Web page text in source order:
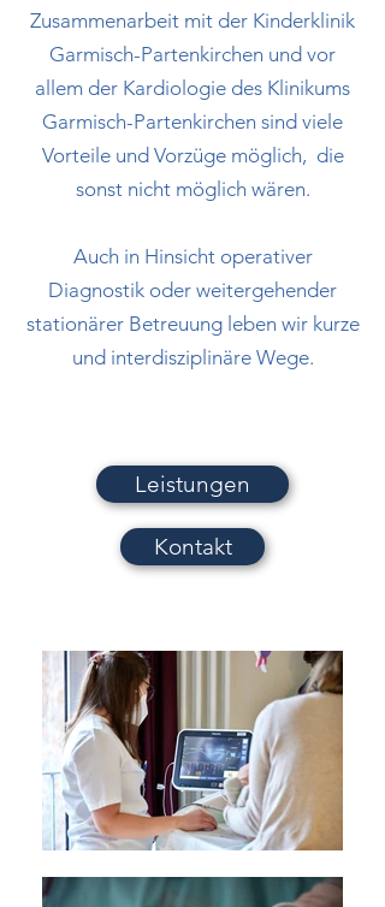
Zusammenarbeit mit der Kinderklinik
Garmisch-Partenkirchen und vor
allem der Kardiologie des Klinikums
Garmisch-Partenkirchen sind viele
Vorteile und Vorzüge möglich, die
sonst nicht möglich wären.
Auch in Hinsicht operativer
Diagnostik oder weitergehender
stationärer Betreuung leben wir kurze
und interdisziplinäre Wege.
Leistungen
Kontakt